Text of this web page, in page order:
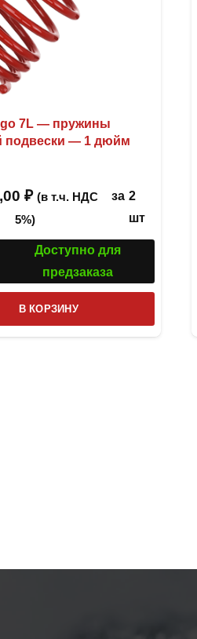
7L — пружины
подвески — 1 дюйм
₽ (в т.ч. НДС
5%)
за 2
шт
Доступно для
предзаказа
В КОРЗИНУ